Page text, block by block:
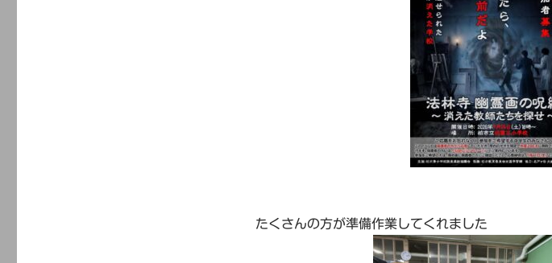
たくさんの方が準備作業してくれました